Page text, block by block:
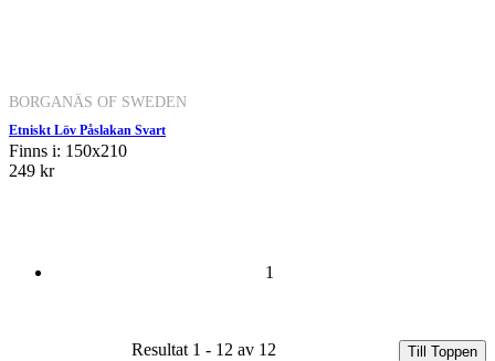
BORGANÄS OF SWEDEN
Etniskt Löv Påslakan Svart
Finns i: 150x210
249 kr
1
Resultat 1 - 12 av 12 Till Toppen